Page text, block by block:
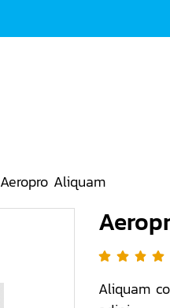
Aeropro Aliquam
Aliquam